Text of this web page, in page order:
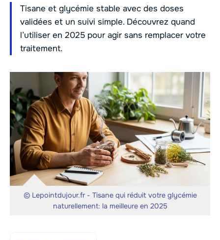
Tisane et glycémie stable avec des doses
validées et un suivi simple. Découvrez quand
l’utiliser en 2025 pour agir sans remplacer votre
traitement.
© Lepointdujour.fr - Tisane qui réduit votre glycémie
naturellement: la meilleure en 2025